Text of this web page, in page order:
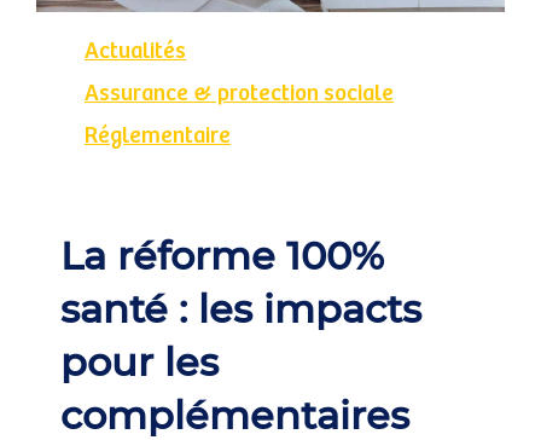
Actualités
Assurance & protection sociale
Réglementaire
La réforme 100%
santé : les impacts
pour les
complémentaires